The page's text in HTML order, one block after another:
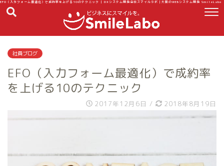
EFO（入力フォーム最適化）で成約率を上げる10のテクニック | DXシステム開発会社スマイルラボ｜大阪のWEBシステム開発 SmileLabo
社員ブログ
EFO（入力フォーム最適化）で成約率
を上げる10のテクニック
2017年12月6日 / 2018年8月19日